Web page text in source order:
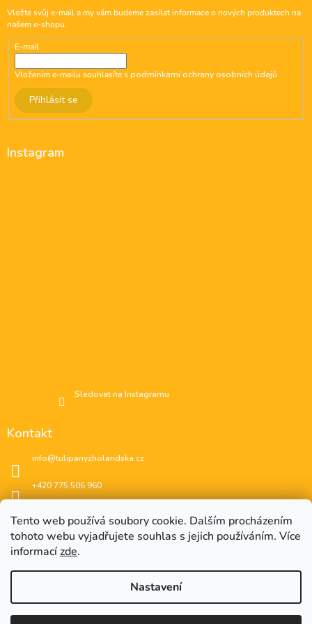
Tento web používá soubory cookie. Dalším procházením
tohoto webu vyjadřujete souhlas s jejich používáním. Více
informacízde.
Nastavení
Vložte svůj e-mail a my vám budeme zasílat informace o nových produktech na
našem e-shopu.
E-mail
Vložením e-mailu souhlasíte spodmínkami ochrany osobních údajů
Přihlásit se
Instagram
Sledovat na Instagramu
Kontakt
info@tulipanyzholandska.cz
+420 775 506 960
instagram